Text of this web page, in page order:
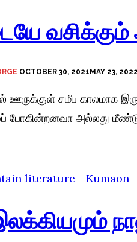
OCTOBER 30, 2021 MAY 23, 2022
சமீப காலமாக
போகின்றனவா அல்லது